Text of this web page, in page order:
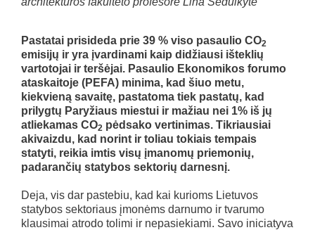
Pastatai prisideda prie 39 % viso pasaulio CO2
emisijų ir yra įvardinami kaip didžiausi išteklių
vartotojai ir teršėjai. Pasaulio Ekonomikos forumo
ataskaitoje (PEFA) minima, kad šiuo metu,
kiekvieną savaitę, pastatoma tiek pastatų, kad
prilygtų Paryžiaus miestui ir mažiau nei 1% iš jų
atliekamas CO2 pėdsako vertinimas. Tikriausiai
akivaizdu, kad norint ir toliau tokiais tempais
statyti, reikia imtis visų įmanomų priemonių,
padarančių statybos sektorių darnesnį.
Deja, vis dar pastebiu, kad kai kurioms Lietuvos
statybos sektoriaus įmonėms darnumo ir tvarumo
klausimai atrodo tolimi ir nepasiekiami. Savo iniciatyva